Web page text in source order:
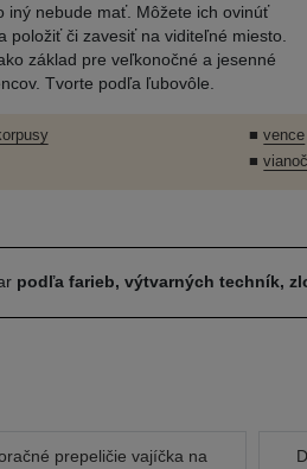
iný nebude mať. Môžete ich ovinúť
či zavesiť na viditeľné miesto.
základ pre veľkonočné a jesenné
Tvorte podľa ľubovôle.
■vence
■
podľa farieb, výtvarných techník,
prepeličie vajíčka na